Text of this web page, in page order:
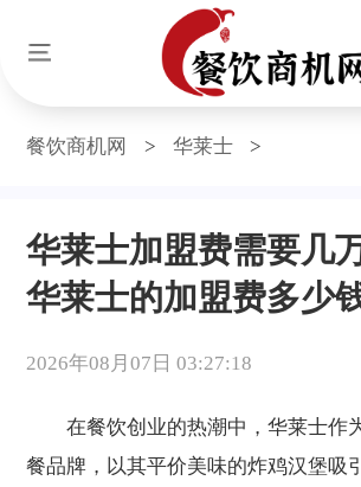
餐饮商机网 > 华莱士 >
华莱士加盟费需要几
华莱士的加盟费多少
2026年08月07日 03:27:18
在餐饮创业的热潮中，华莱士作
餐品牌，以其平价美味的炸鸡汉堡吸